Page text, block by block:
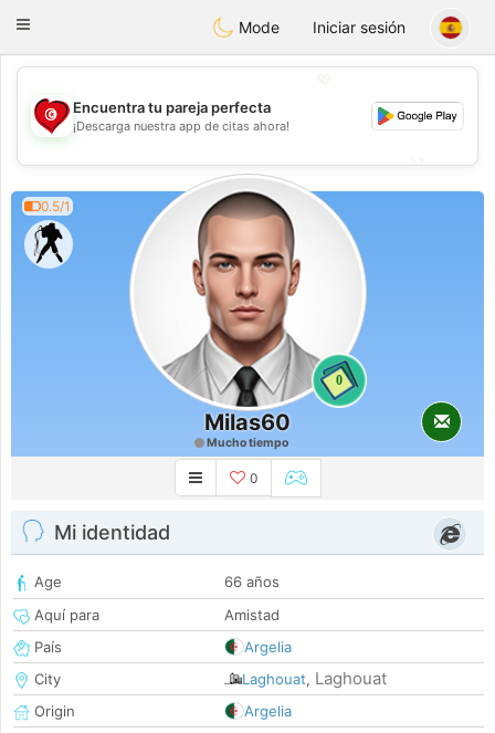
Tunisia Dating
Toggle
Mode Iniciar sesión
💖
💕
Encuentra tu pareja perfecta
¡Descarga nuestra app de citas ahora!
0.5/1
0
Milas60
Mucho tiempo
0
Mi identidad
Age
66 años
Aquí para
Amistad
País
Argelia
City
Laghouat, Laghouat
Origin
Argelia